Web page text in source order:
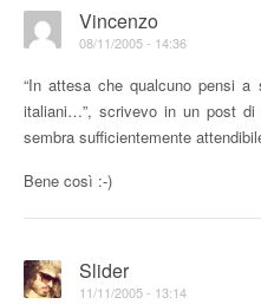
Vincenzo
08/11/2005 - 14:36
“In attesa che qualcuno pensi
italiani…”, scrivevo in un post
sembra sufficientemente
Bene così :-)
Slider
11/11/2005 - 13:14